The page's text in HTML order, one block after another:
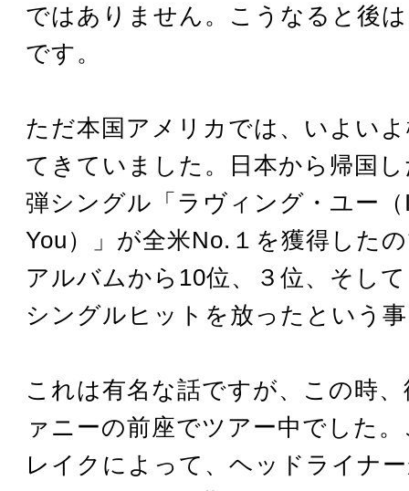
ではありません。こうなると後
です。
ただ本国アメリカでは、いよい
てきていました。日本から帰国
弾シングル「ラヴィング・ユー
You）」が全米No.１を獲得した
アルバムから10位、３位、そし
シングルヒットを放ったという
これは有名な話ですが、この時
ァニーの前座でツアー中でした
レイクによって、ヘッドライナ